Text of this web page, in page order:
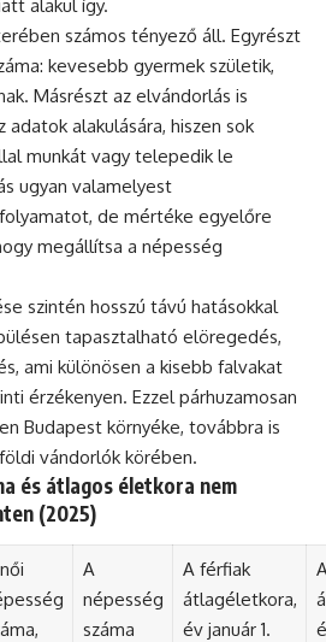
alakul így.
számos tényező áll. Egyrészt
kevesebb gyermek születik,
Másrészt az elvándorlás is
alakulására, hiszen sok
munkát vagy telepedik le
ugyan valamelyest
de mértéke egyelőre
megállítsa a népesség
szintén hosszú távú hatásokkal
tapasztalható elöregedés,
ami különösen a kisebb falvakat
érzékenyen. Ezzel párhuzamosan
Budapest környéke, továbbra is
vándorlók körében.
és átlagos életkora nem
(2025)
A
népesség
száma
A férfiak
átlagéletkora,
év január 1.